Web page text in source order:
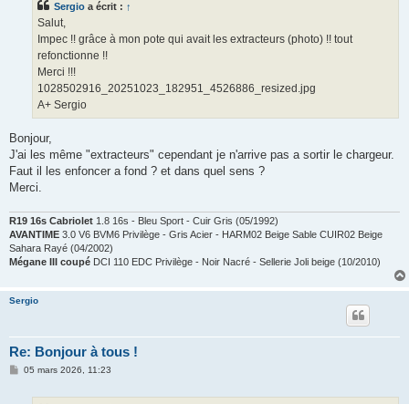
Sergio a écrit : ↑
Salut,
Impec !! grâce à mon pote qui avait les extracteurs (photo) !! tout
refonctionne !!
Merci !!!
1028502916_20251023_182951_4526886_resized.jpg
A+ Sergio
Bonjour,
J'ai les même "extracteurs" cependant je n'arrive pas a sortir le chargeur.
Faut il les enfoncer a fond ? et dans quel sens ?
Merci.
R19 16s Cabriolet 1.8 16s - Bleu Sport - Cuir Gris (05/1992)
AVANTIME 3.0 V6 BVM6 Privilège - Gris Acier - HARM02 Beige Sable CUIR02 Beige
Sahara Rayé (04/2002)
Mégane III coupé DCI 110 EDC Privilège - Noir Nacré - Sellerie Joli beige (10/2010)
Sergio
Re: Bonjour à tous !
M05 mars 2026, 11:23